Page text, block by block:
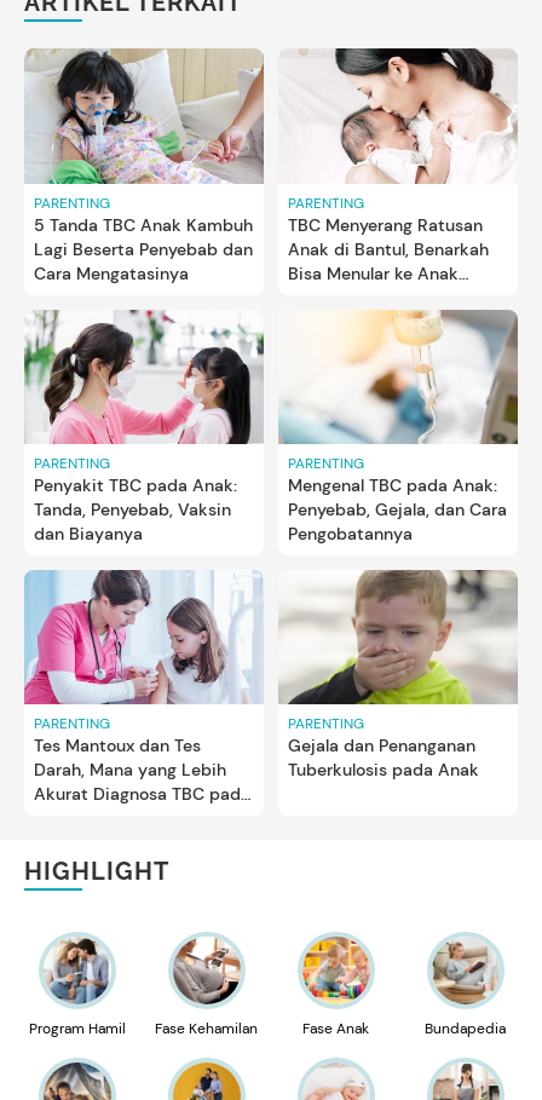
PARENTING
5 Tanda TBC Anak Kambuh
Lagi Beserta Penyebab dan
Cara Mengatasinya
PARENTING
TBC Menyerang Ratusan
Anak di Bantul, Benarkah
Bisa Menular ke Anak
PARENTING
Penyakit TBC pada Anak:
Tanda, Penyebab, Vaksin
dan Biayanya
PARENTING
Mengenal TBC pada Anak:
Penyebab, Gejala, dan Cara
Pengobatannya
PARENTING
Tes Mantoux dan Tes
Darah, Mana yang Lebih
Akurat Diagnosa TBC pada
PARENTING
Gejala dan Penanganan
Tuberkulosis pada Anak
HIGHLIGHT
Program Hamil Fase Kehamilan Fase Anak Bundapedia